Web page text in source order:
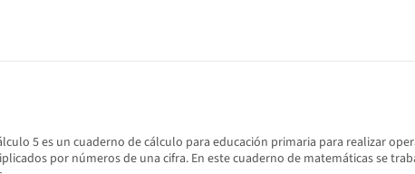
5 es un cuaderno de cálculo para educación primaria para realizar
por números de una cifra. En este cuaderno de matemáticas se